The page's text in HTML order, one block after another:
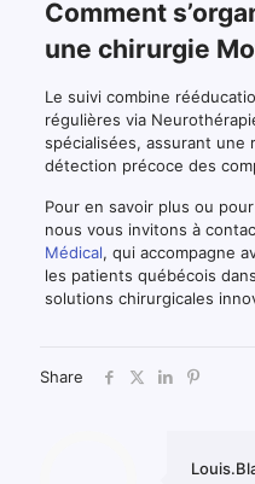
Comment
une chirurgie
Le suivi combine
régulières via
spécialisées, assurant une
détection précoce des
Pour en savoir plus ou
nous vous invitons à
Médical, qui accompagne
les patients québécois
solutions chirurgicales
Share